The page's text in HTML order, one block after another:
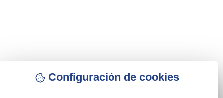
Configuración de cookies